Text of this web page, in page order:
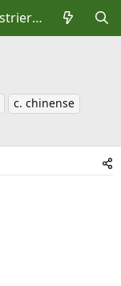
Registrieren
c. chinense